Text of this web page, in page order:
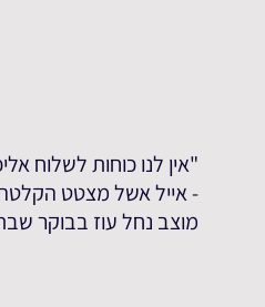
"אין לנו כוחות לשלוח
- אייל אשל מצטט
מוצב נחל עוז בבוקר